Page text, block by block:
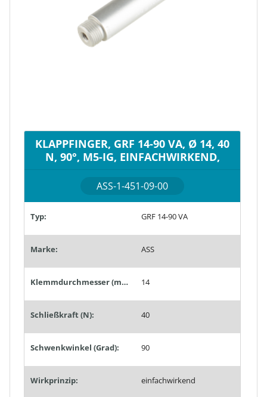
KLAPPFINGER, GRF 14-90 VA, Ø 14, 40
N, 90°, M5-IG, EINFACHWIRKEND,
ASS-1-451-09-00
Typ: GRF 14-90 VA
Marke: ASS
Klemmdurchmesser (mm): 14
Schließkraft (N): 40
Schwenkwinkel (Grad): 90
Wirkprinzip: einfachwirkend